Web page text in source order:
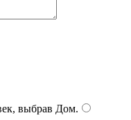
выбрав Дом.